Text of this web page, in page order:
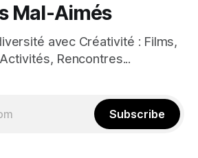
Mal-Aimés
avec Créativité : Films,
Rencontres...
Subscribe